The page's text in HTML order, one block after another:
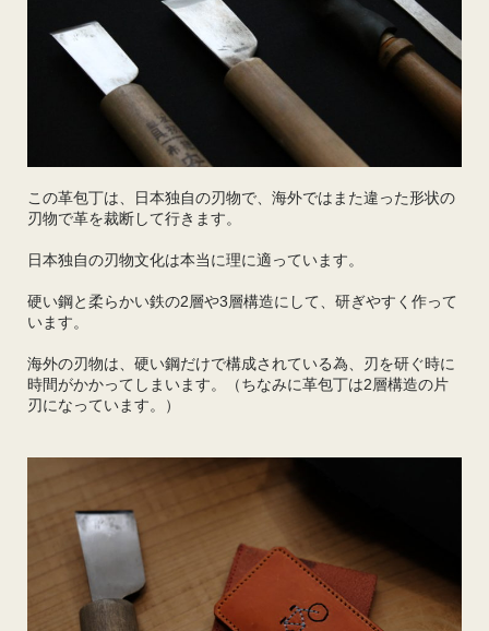
この革包丁は、日本独自の刃物で、海外ではまた違った形状の
刃物で革を裁断して行きます。
日本独自の刃物文化は本当に理に適っています。
硬い鋼と柔らかい鉄の2層や3層構造にして、研ぎやすく作って
います。
海外の刃物は、硬い鋼だけで構成されている為、刃を研ぐ時に
時間がかかってしまいます。（ちなみに革包丁は2層構造の片
刃になっています。）